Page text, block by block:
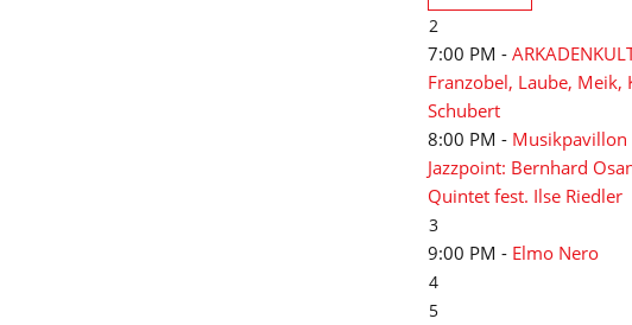
2
7:00 PM -
Franzobel, Laube, Meik,
Schubert
8:00 PM - Musikpavillon
Jazzpoint: Bernhard
Quintet fest. Ilse Riedler
3
9:00 PM - Elmo Nero
4
5